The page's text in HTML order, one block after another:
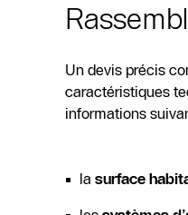
Un devis précis
caractéristiques
informations
la surface